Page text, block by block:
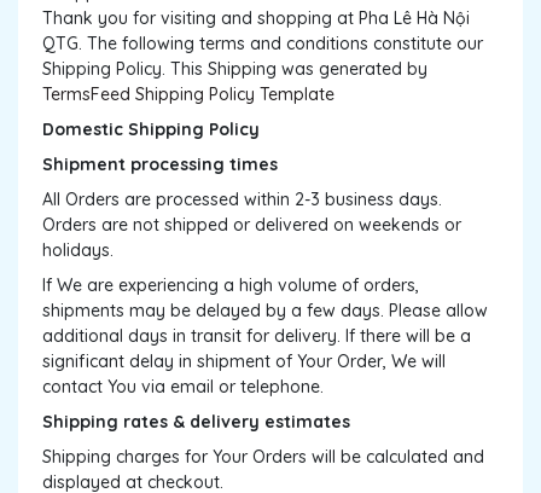
Thank you for visiting and shopping at Pha Lê Hà Nội
QTG. The following terms and conditions constitute our
Shipping Policy. This Shipping was generated by
TermsFeed Shipping Policy Template
Domestic Shipping Policy
Shipment processing times
All Orders are processed within 2-3 business days.
Orders are not shipped or delivered on weekends or
holidays.
If We are experiencing a high volume of orders,
shipments may be delayed by a few days. Please allow
additional days in transit for delivery. If there will be a
significant delay in shipment of Your Order, We will
contact You via email or telephone.
Shipping rates & delivery estimates
Shipping charges for Your Orders will be calculated and
displayed at checkout.